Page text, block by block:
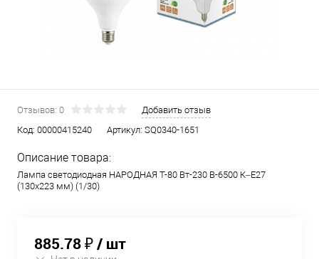
Отзывов: 0
Добавить отзыв
Код: 00000415240 Артикул: SQ0340-1651
Описание товара:
Лампа светодиодная НАРОДНАЯ T-80 Вт-230 В-6500 К–E27
(130x223 мм) (1/30)
885.78 ₽/ шт